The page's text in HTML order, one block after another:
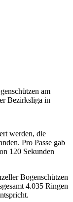
am
Bezirksliga in
werden, die
Pro Passe gab
120 Sekunden
Bogenschützen
4.035 Ringen